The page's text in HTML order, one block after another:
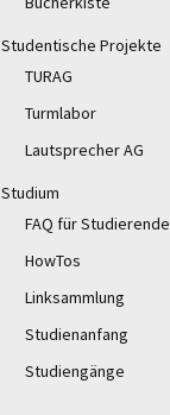
Studentische Projekte
TURAG
Turmlabor
Lautsprecher AG
Studium
FAQ für Studierende
HowTos
Linksammlung
Studienanfang
Studiengänge